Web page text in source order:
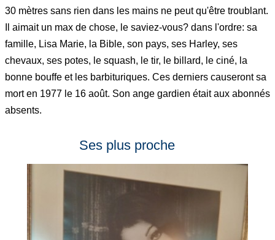
30 mètres sans rien dans les mains ne peut qu'être troublant.
Il aimait un max de chose, le saviez-vous? dans l'ordre: sa
famille, Lisa Marie, la Bible, son pays, ses Harley, ses
chevaux, ses potes, le squash, le tir, le billard, le ciné, la
bonne bouffe et les barbituriques. Ces derniers causeront sa
mort en 1977 le 16 août. Son ange gardien était aux abonnés
absents.
Ses plus proche